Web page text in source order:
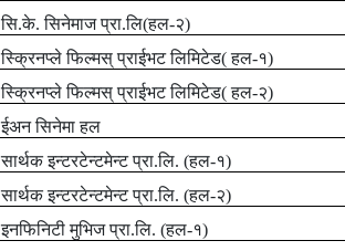
सि.के. सिनेमाज प्रा.लि(हल-२)
स्क्रिनप्ले फिल्मस् प्राईभट लिमिटेड( हल-१)
स्क्रिनप्ले फिल्मस् प्राईभट लिमिटेड( हल-२)
ईअन सिनेमा हल
सार्थक इन्टरटेन्टमेन्ट प्रा.लि. (हल-१)
सार्थक इन्टरटेन्टमेन्ट प्रा.लि. (हल-२)
इनफिनिटी मुभिज प्रा.लि. (हल-१)